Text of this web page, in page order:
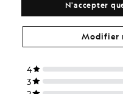
N'accepter
Modifier